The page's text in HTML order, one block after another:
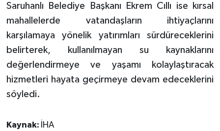
Saruhanlı Belediye Başkanı Ekrem Cıllı ise kırsal
mahallelerde vatandaşların ihtiyaçlarını
karşılamaya yönelik yatırımları sürdüreceklerini
belirterek, kullanılmayan su kaynaklarını
değerlendirmeye ve yaşamı kolaylaştıracak
hizmetleri hayata geçirmeye devam edeceklerini
söyledi.
Kaynak: İHA